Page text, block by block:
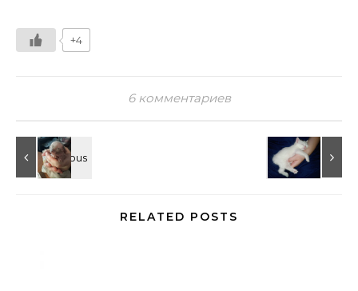
+4
6 комментариев
RELATED POSTS